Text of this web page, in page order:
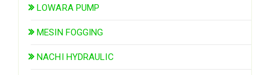
LOWARA PUMP
MESIN FOGGING
NACHI HYDRAULIC